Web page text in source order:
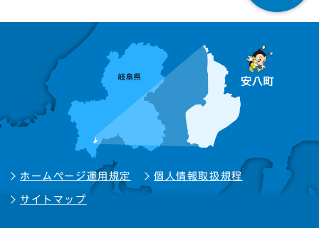
ホームページ運用規定 個人情報取扱規程
サイトマップ